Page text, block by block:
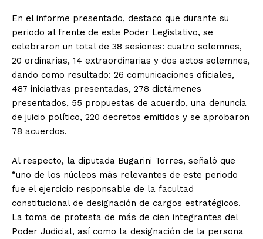
En el informe presentado, destaco que durante su
periodo al frente de este Poder Legislativo, se
celebraron un total de 38 sesiones: cuatro solemnes,
20 ordinarias, 14 extraordinarias y dos actos solemnes,
dando como resultado: 26 comunicaciones oficiales,
487 iniciativas presentadas, 278 dictámenes
presentados, 55 propuestas de acuerdo, una denuncia
de juicio político, 220 decretos emitidos y se aprobaron
78 acuerdos.
Al respecto, la diputada Bugarini Torres, señaló que
“uno de los núcleos más relevantes de este periodo
fue el ejercicio responsable de la facultad
constitucional de designación de cargos estratégicos.
La toma de protesta de más de cien integrantes del
Poder Judicial, así como la designación de la persona